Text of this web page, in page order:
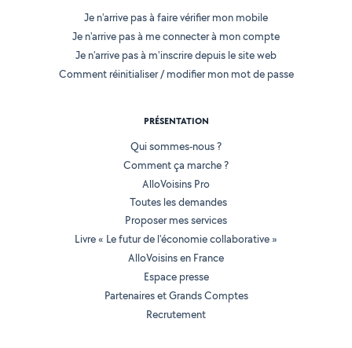
Je n'arrive pas à faire vérifier mon mobile
Je n'arrive pas à me connecter à mon compte
Je n'arrive pas à m'inscrire depuis le site web
Comment réinitialiser / modifier mon mot de passe
PRÉSENTATION
Qui sommes-nous ?
Comment ça marche ?
AlloVoisins Pro
Toutes les demandes
Proposer mes services
Livre « Le futur de l'économie collaborative »
AlloVoisins en France
Espace presse
Partenaires et Grands Comptes
Recrutement